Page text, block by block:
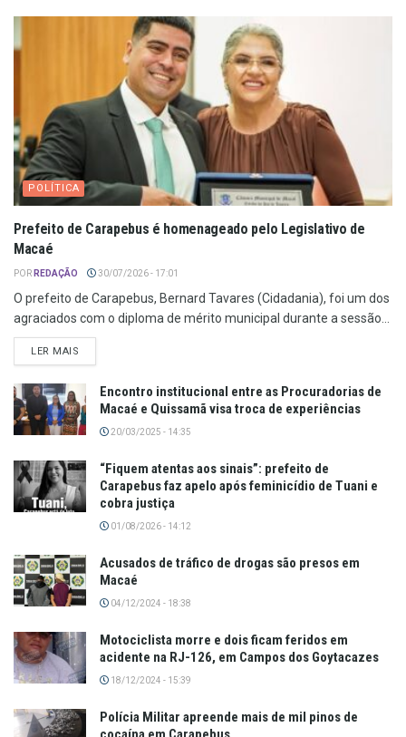
POLÍTICA
Prefeito de Carapebus é homenageado pelo Legislativo de
Macaé
POR REDAÇÃO 30/07/2026 - 17:01
O prefeito de Carapebus, Bernard Tavares (Cidadania), foi um dos
agraciados com o diploma de mérito municipal durante a sessão...
LER MAIS
Encontro institucional entre as Procuradorias de
Macaé e Quissamã visa troca de experiências
20/03/2025 - 14:35
“Fiquem atentas aos sinais”: prefeito de
Carapebus faz apelo após feminicídio de Tuani e
cobra justiça
01/08/2026 - 14:12
Acusados de tráfico de drogas são presos em
Macaé
04/12/2024 - 18:38
Motociclista morre e dois ficam feridos em
acidente na RJ-126, em Campos dos Goytacazes
18/12/2024 - 15:39
Polícia Militar apreende mais de mil pinos de